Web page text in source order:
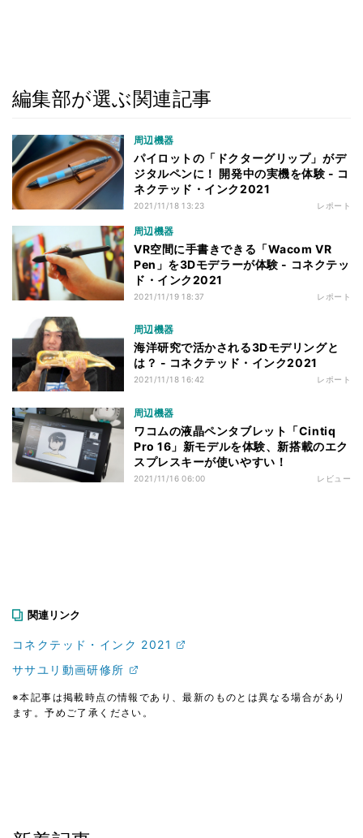
編集部が選ぶ関連記事
周辺機器
パイロットの「ドクターグリップ」がデ
ジタルペンに！ 開発中の実機を体験 - コ
ネクテッド・インク2021
2021/11/18 13:23 レポート
周辺機器
VR空間に手書きできる「Wacom VR
Pen」を3Dモデラーが体験 - コネクテッ
ド・インク2021
2021/11/19 18:37 レポート
周辺機器
海洋研究で活かされる3Dモデリングと
は？ - コネクテッド・インク2021
2021/11/18 16:42 レポート
周辺機器
ワコムの液晶ペンタブレット「Cintiq
Pro 16」新モデルを体験、新搭載のエク
スプレスキーが使いやすい！
2021/11/16 06:00 レビュー
関連リンク
コネクテッド・インク 2021
ササユリ動画研修所
※本記事は掲載時点の情報であり、最新のものとは異なる場合があり
ます。予めご了承ください。